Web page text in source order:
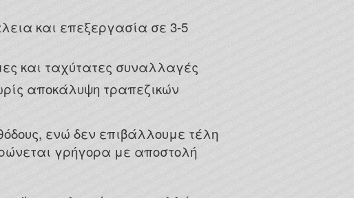
και επεξεργασία σε 3-5
και ταχύτατες συναλλαγές
αποκάλυψη τραπεζικών
ενώ δεν επιβάλλουμε τέλη
γρήγορα με αποστολή